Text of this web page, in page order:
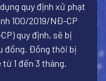
quy định xử phạt
100/2019/NĐ-CP
quy định, sẽ bị
đồng. Đồng thời bị
1 đến 3 tháng.